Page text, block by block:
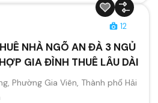
12
NHÀ NGÕ AN ĐÀ 3 NGỦ
GIA ĐÌNH THUÊ LÂU DÀI
Phường Gia Viên, Thành phố Hải